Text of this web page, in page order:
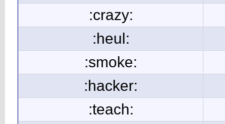
:crazy:
:heul:
:smoke:
:hacker:
:teach: